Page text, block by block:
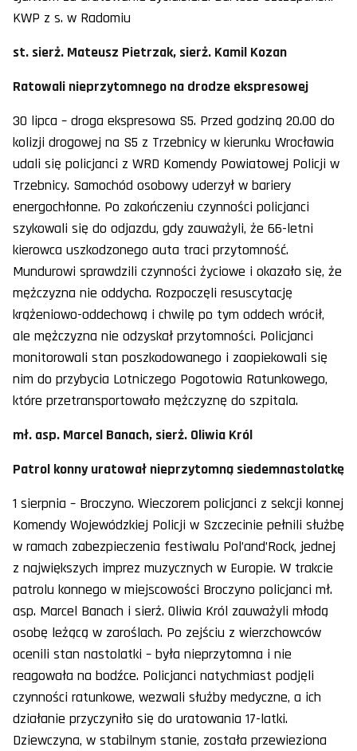
KWP z s. w Radomiu
st. sierż. Mateusz Pietrzak, sierż. Kamil Kozan
Ratowali nieprzytomnego na drodze ekspresowej
30 lipca – droga ekspresowa S5. Przed godziną 20.00 do
kolizji drogowej na S5 z Trzebnicy w kierunku Wrocławia
udali się policjanci z WRD Komendy Powiatowej Policji w
Trzebnicy. Samochód osobowy uderzył w bariery
energochłonne. Po zakończeniu czynności policjanci
szykowali się do odjazdu, gdy zauważyli, że 66-letni
kierowca uszkodzonego auta traci przytomność.
Mundurowi sprawdzili czynności życiowe i okazało się, że
mężczyzna nie oddycha. Rozpoczęli resuscytację
krążeniowo-oddechową i chwilę po tym oddech wrócił,
ale mężczyzna nie odzyskał przytomności. Policjanci
monitorowali stan poszkodowanego i zaopiekowali się
nim do przybycia Lotniczego Pogotowia Ratunkowego,
które przetransportowało mężczyznę do szpitala.
mł. asp. Marcel Banach, sierż. Oliwia Król
Patrol konny uratował nieprzytomną siedemnastolatkę
1 sierpnia – Broczyno. Wieczorem policjanci z sekcji konnej
Komendy Wojewódzkiej Policji w Szczecinie pełnili służbę
w ramach zabezpieczenia festiwalu Pol’and’Rock, jednej
z największych imprez muzycznych w Europie. W trakcie
patrolu konnego w miejscowości Broczyno policjanci mł.
asp. Marcel Banach i sierż. Oliwia Król zauważyli młodą
osobę leżącą w zaroślach. Po zejściu z wierzchowców
ocenili stan nastolatki – była nieprzytomna i nie
reagowała na bodźce. Policjanci natychmiast podjęli
czynności ratunkowe, wezwali służby medyczne, a ich
działanie przyczyniło się do uratowania 17-latki.
Dziewczyna, w stabilnym stanie, została przewieziona